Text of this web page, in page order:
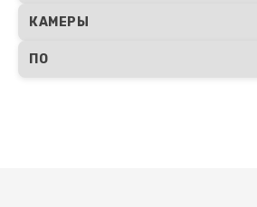
КАМЕРЫ
ПО